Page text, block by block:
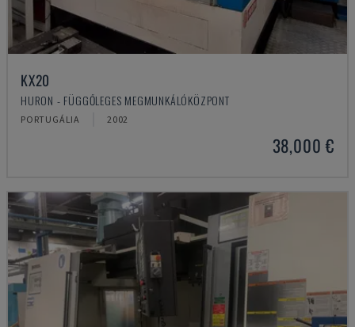
KX20
HURON - FÜGGŐLEGES MEGMUNKÁLÓKÖZPONT
PORTUGÁLIA 2002
38,000 €